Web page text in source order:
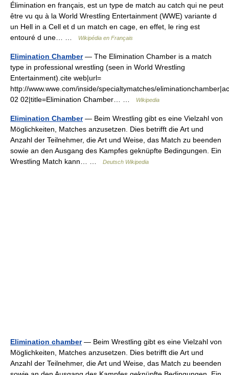
Élimination en français, est un type de match au catch qui ne peut
être vu qu à la World Wrestling Entertainment (WWE) variante d
un Hell in a Cell et d un match en cage, en effet, le ring est
entouré d une… …
Wikipédia en Français
Elimination Chamber— The Elimination Chamber is a match
type in professional wrestling (seen in World Wrestling
Entertainment).cite web|url=
http://www.wwe.com/inside/specialtymatches/
02 02|title=Elimination Chamber… …
Wikipedia
Elimination Chamber— Beim Wrestling gibt es eine Vielzahl von
Möglichkeiten, Matches anzusetzen. Dies betrifft die Art und
Anzahl der Teilnehmer, die Art und Weise, das Match zu beenden
sowie an den Ausgang des Kampfes geknüpfte Bedingungen. Ein
Wrestling Match kann… …
Deutsch Wikipedia
Elimination chamber— Beim Wrestling gibt es eine Vielzahl von
Möglichkeiten, Matches anzusetzen. Dies betrifft die Art und
Anzahl der Teilnehmer, die Art und Weise, das Match zu beenden